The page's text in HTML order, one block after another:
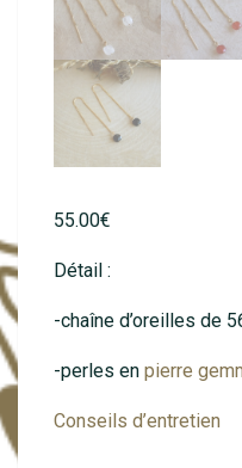
55.00€
Détail :
-chaîne d’oreilles de
-perles en pierre
Conseils d’entretien